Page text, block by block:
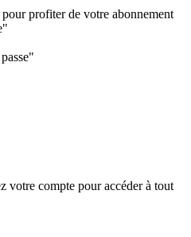
profiter de votre abonnement
votre compte pour accéder à tout